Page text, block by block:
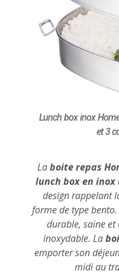
Lunch box inox
et 3
Laboite repas
lunch box en
design rappelant
forme de type
durable, saine et
inoxydable. La
emporter son
midi au